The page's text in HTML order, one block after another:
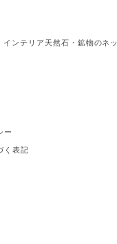
ンテリア天然石・鉱物のネ
ー
く表記